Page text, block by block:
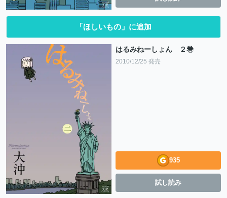
「ほしいもの」に追加
はるみねーしょん ２巻
2010/12/25 発売
935
試し読み